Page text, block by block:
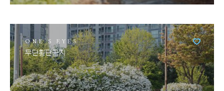
ONE'S EYES
무단횡단금지